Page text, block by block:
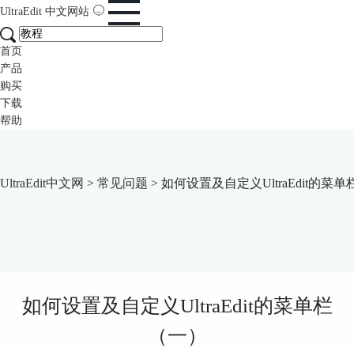
UltraEdit 中文网站
首页
产品
购买
下载
帮助
UltraEdit中文网 > 常见问题 > 如何设置及自定义UltraEdit的菜单
如何设置及自定义UltraEdit的菜单栏
（一）